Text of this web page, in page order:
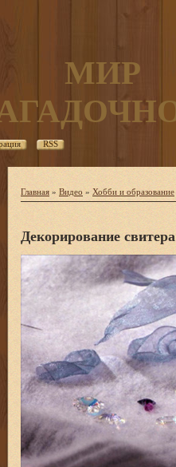
МИР
RSS
Главная » Видео » Хобби и образование
Декорирование свитера